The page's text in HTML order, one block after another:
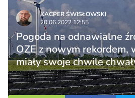
KACPER ŚWISŁO­WSKI
20.06.2022 12:55
Pogoda na odnawialne
OZE z nowym rekordem,
miały swoje chwile